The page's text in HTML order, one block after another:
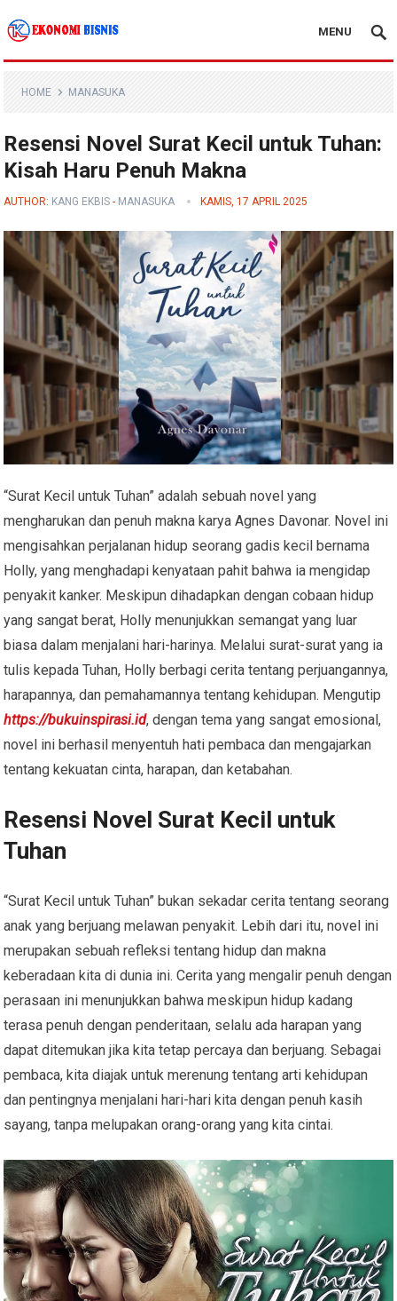
Kanal Ekonomi Bisnis
MENU
HOME MANASUKA
Resensi Novel Surat Kecil untuk Tuhan:
Kisah Haru Penuh Makna
AUTHOR: KANG EKBIS - MANASUKA KAMIS, 17 APRIL 2025
“Surat Kecil untuk Tuhan” adalah sebuah novel yang
mengharukan dan penuh makna karya Agnes Davonar. Novel ini
mengisahkan perjalanan hidup seorang gadis kecil bernama
Holly, yang menghadapi kenyataan pahit bahwa ia mengidap
penyakit kanker. Meskipun dihadapkan dengan cobaan hidup
yang sangat berat, Holly menunjukkan semangat yang luar
biasa dalam menjalani hari-harinya. Melalui surat-surat yang ia
tulis kepada Tuhan, Holly berbagi cerita tentang perjuangannya,
harapannya, dan pemahamannya tentang kehidupan. Mengutip
https://bukuinspirasi.id, dengan tema yang sangat emosional,
novel ini berhasil menyentuh hati pembaca dan mengajarkan
tentang kekuatan cinta, harapan, dan ketabahan.
Resensi Novel Surat Kecil untuk
Tuhan
“Surat Kecil untuk Tuhan” bukan sekadar cerita tentang seorang
anak yang berjuang melawan penyakit. Lebih dari itu, novel ini
merupakan sebuah refleksi tentang hidup dan makna
keberadaan kita di dunia ini. Cerita yang mengalir penuh dengan
perasaan ini menunjukkan bahwa meskipun hidup kadang
terasa penuh dengan penderitaan, selalu ada harapan yang
dapat ditemukan jika kita tetap percaya dan berjuang. Sebagai
pembaca, kita diajak untuk merenung tentang arti kehidupan
dan pentingnya menjalani hari-hari kita dengan penuh kasih
sayang, tanpa melupakan orang-orang yang kita cintai.